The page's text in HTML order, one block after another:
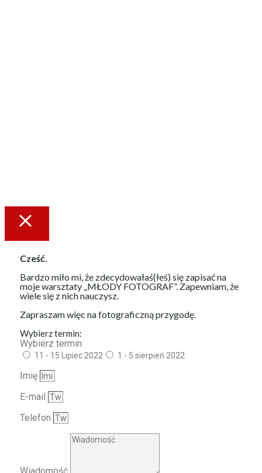
Cześć.
Bardzo miło mi, że zdecydowałaś(łeś) się zapisać na
moje warsztaty „MŁODY FOTOGRAF”. Zapewniam, że
wiele się z nich nauczysz.
Zapraszam więc na fotograficzną przygodę.
Wybierz termin:
Wybierz termin
11 - 15 Lipiec 2022 1 - 5 sierpień 2022
Imię
E-mail
Telefon